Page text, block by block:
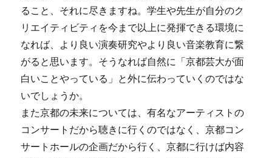
ること、それに尽きますね。学生や先生が自分のク
リエイティビティを今まで以上に発揮できる環境に
なれば、より良い演奏研究やより良い音楽教育に繋
がると思います。そうなれば自然に「京都芸大が面
白いことやっている」と外に伝わっていくのではな
いでしょうか。
また京都の未来については、有名なアーティストの
コンサートだから聴きに行くのではなく、京都コン
サートホールの企画だから行く、京都に行けば内容